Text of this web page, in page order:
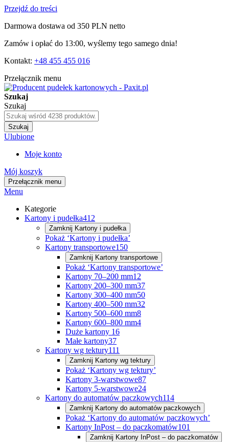
Przejdź do treści
Darmowa dostawa od 350 PLN netto
Zamów i opłać do 13:00, wyślemy tego samego dnia!
Kontakt: +48 455 455 016
Przełącznik menu
Szukaj
Szukaj
Szukaj
Ulubione
Moje konto
Mój koszyk
Przełącznik menu
Menu
Kategorie
Kartony i pudełka412
Zamknij Kartony i pudełka
Pokaż ‘Kartony i pudełka’
Kartony transportowe150
Zamknij Kartony transportowe
Pokaż ‘Kartony transportowe’
Kartony 70–200 mm12
Kartony 200–300 mm37
Kartony 300–400 mm50
Kartony 400–500 mm32
Kartony 500–600 mm8
Kartony 600–800 mm4
Duże kartony 16
Małe kartony37
Kartony wg tektury111
Zamknij Kartony wg tektury
Pokaż ‘Kartony wg tektury’
Kartony 3-warstwowe87
Kartony 5-warstwowe24
Kartony do automatów paczkowych114
Zamknij Kartony do automatów paczkowych
Pokaż ‘Kartony do automatów paczkowych’
Kartony InPost – do paczkomatów101
Zamknij Kartony InPost – do paczkomatów